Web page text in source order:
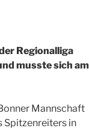
Regionalliga
musste sich am
Mannschaft
Spitzenreiters in